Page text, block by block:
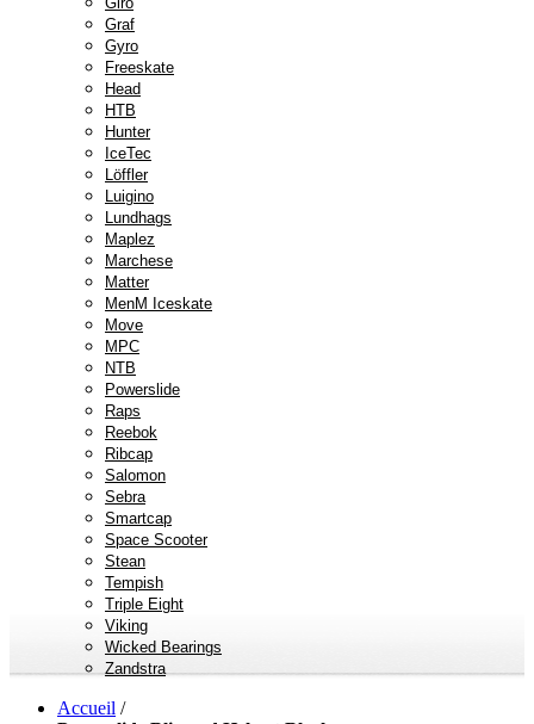
Graf
Gyro
Freeskate
Head
HTB
Hunter
IceTec
Löffler
Luigino
Lundhags
Maplez
Marchese
Matter
MenM Iceskate
Move
MPC
NTB
Powerslide
Raps
Reebok
Ribcap
Salomon
Sebra
Smartcap
Space Scooter
Stean
Tempish
Triple Eight
Viking
Wicked Bearings
Zandstra
Accueil /